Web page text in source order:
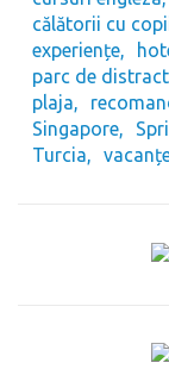
călătorii cu
experiențe
parc de
plaja
Singapore
Turcia